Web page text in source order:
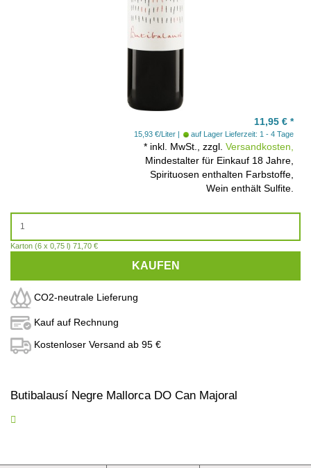
11,95 € *
15,93 €/Liter auf Lager Lieferzeit: 1 - 4 Tage
* inkl. MwSt., zzgl. Versandkosten,
Mindestalter für Einkauf 18 Jahre,
Spirituosen enthalten Farbstoffe,
Wein enthält Sulfite.
Karton (6 x 0,75 l) 71,70 €
KAUFEN
CO2-neutrale Lieferung
Kauf auf Rechnung
Kostenloser Versand ab 95 €
Butibalausí Negre Mallorca DO Can Majoral
Lassen Sie ihn im Glas einmal kurz durchatmen, dann eröffnet er